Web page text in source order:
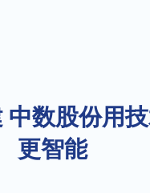
中数股份用
更智能